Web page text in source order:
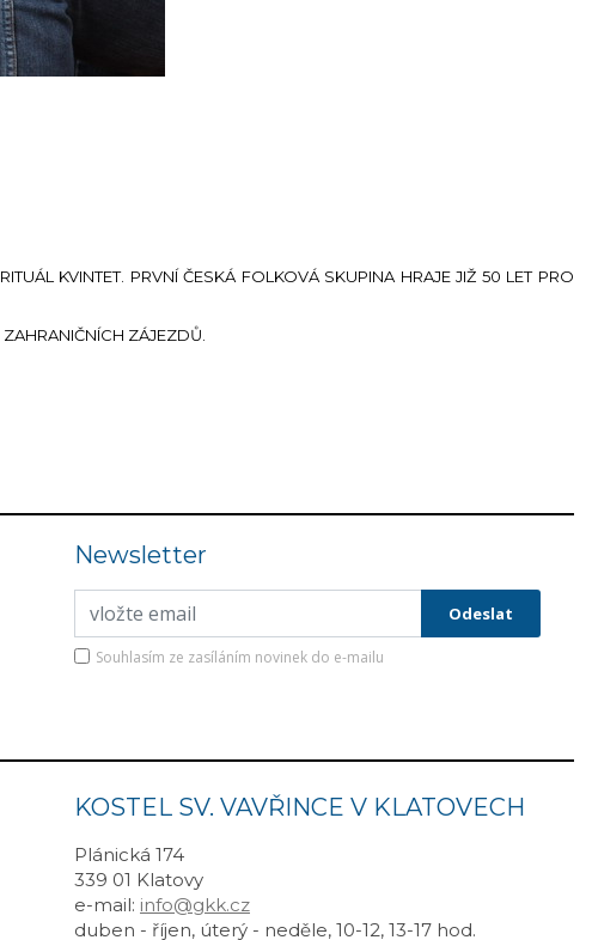
KVINTET. PRVNÍ ČESKÁ FOLKOVÁ SKUPINA HRAJE JIŽ 50 LET PRO
ZÁJEZDŮ.
Newsletter
Souhlasím ze zasíláním novinek do e-mailu
KOSTEL SV. VAVŘINCE V KLATOVECH
Plánická 174
339 01 Klatovy
e-mail: info@gkk.cz
duben - říjen, úterý - neděle, 10-12, 13-17 hod.